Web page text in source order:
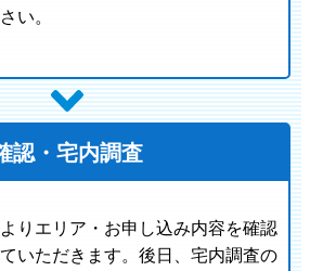
い。
認・宅内調査
りエリア・お申し込み内容を確認
いただきます。後日、宅内調査の